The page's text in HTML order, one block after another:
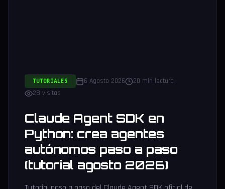
TUTORIALES 6 Agosto 2026
20 min lectura
28 visitas
Claude Agent SDK en
Python: crea agentes
autónomos paso a paso
(tutorial agosto 2026)